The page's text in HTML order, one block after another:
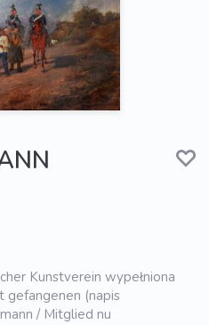
Kunstverein wypełniona
gefangenen (napis
/ Mitglied nu